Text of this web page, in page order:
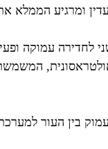
ומרגיע הממלא
לחדירה עמוקה
בין העור